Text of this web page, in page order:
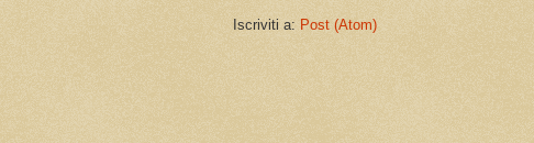
Iscriviti a: Post (Atom)